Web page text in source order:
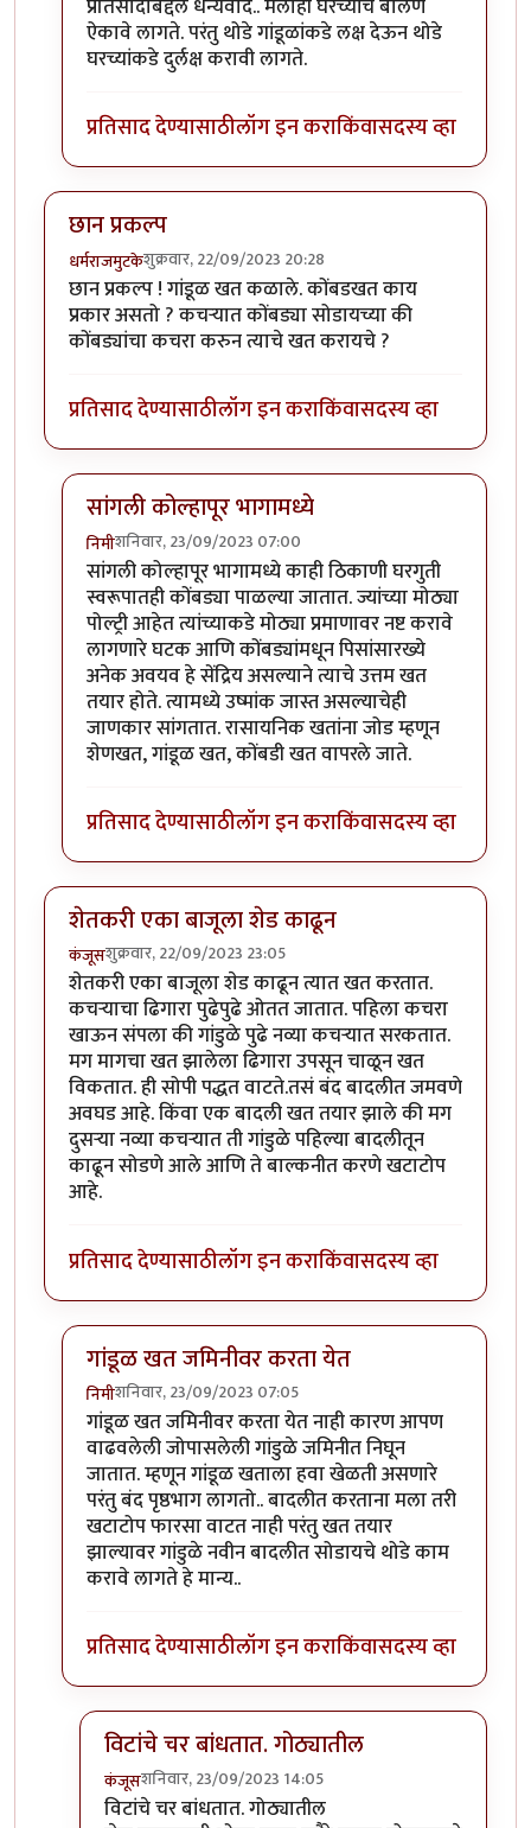
प्रतिसादाबद्दल धन्यवाद.. मलाही घरच्यांचे बोलणे
ऐकावे लागते. परंतु थोडे गांडूळांकडे लक्ष देऊन थोडे
घरच्यांकडे दुर्लक्ष करावी लागते.
प्रतिसाद देण्यासाठीलॉग इन कराकिंवासदस्य व्हा
छान प्रकल्प
धर्मराजमुटकेशुक्रवार, 22/09/2023 20:28
छान प्रकल्प ! गांडूळ खत कळाले. कोंबडखत काय
प्रकार असतो ? कचर्‍यात कोंबड्या सोडायच्या की
कोंबड्यांचा कचरा करुन त्याचे खत करायचे ?
प्रतिसाद देण्यासाठीलॉग इन कराकिंवासदस्य व्हा
सांगली कोल्हापूर भागामध्ये
निमीशनिवार, 23/09/2023 07:00
In reply toछान प्रकल्पbyधर्मराजमुटके
सांगली कोल्हापूर भागामध्ये काही ठिकाणी घरगुती
स्वरूपातही कोंबड्या पाळल्या जातात. ज्यांच्या मोठ्या
पोल्ट्री आहेत त्यांच्याकडे मोठ्या प्रमाणावर नष्ट करावे
लागणारे घटक आणि कोंबड्यांमधून पिसांसारख्ये
अनेक अवयव हे सेंद्रिय असल्याने त्याचे उत्तम खत
तयार होते. त्यामध्ये उष्मांक जास्त असल्याचेही
जाणकार सांगतात. रासायनिक खतांना जोड म्हणून
शेणखत, गांडूळ खत, कोंबडी खत वापरले जाते.
प्रतिसाद देण्यासाठीलॉग इन कराकिंवासदस्य व्हा
शेतकरी एका बाजूला शेड काढून
कंजूसशुक्रवार, 22/09/2023 23:05
शेतकरी एका बाजूला शेड काढून त्यात खत करतात.
कचऱ्याचा ढिगारा पुढेपुढे ओतत जातात. पहिला कचरा
खाऊन संपला की गांडुळे पुढे नव्या कचऱ्यात सरकतात.
मग मागचा खत झालेला ढिगारा उपसून चाळून खत
विकतात. ही सोपी पद्धत वाटते.तसं बंद बादलीत जमवणे
अवघड आहे. किंवा एक बादली खत तयार झाले की मग
दुसऱ्या नव्या कचऱ्यात ती गांडुळे पहिल्या बादलीतून
काढून सोडणे आले आणि ते बाल्कनीत करणे खटाटोप
आहे.
प्रतिसाद देण्यासाठीलॉग इन कराकिंवासदस्य व्हा
गांडूळ खत जमिनीवर करता येत
निमीशनिवार, 23/09/2023 07:05
In reply toशेतकरी एका बाजूला शेड काढूनbyकंजूस
गांडूळ खत जमिनीवर करता येत नाही कारण आपण
वाढवलेली जोपासलेली गांडुळे जमिनीत निघून
जातात. म्हणून गांडूळ खताला हवा खेळती असणारे
परंतु बंद पृष्ठभाग लागतो.. बादलीत करताना मला तरी
खटाटोप फारसा वाटत नाही परंतु खत तयार
झाल्यावर गांडुळे नवीन बादलीत सोडायचे थोडे काम
करावे लागते हे मान्य..
प्रतिसाद देण्यासाठीलॉग इन कराकिंवासदस्य व्हा
विटांचे चर बांधतात. गोठ्यातील
कंजूसशनिवार, 23/09/2023 14:05
In reply toगांडूळ खत जमिनीवर करता येत
विटांचे चर बांधतात. गोठ्यातील